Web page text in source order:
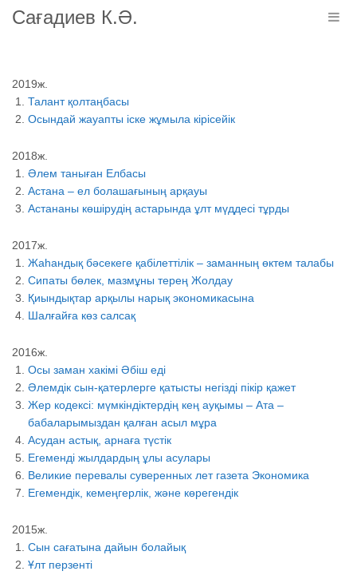
Сағадиев К.Ә.
2019ж.
Талант қолтаңбасы
Осындай жауапты іске жұмыла кірісейік
2018ж.
Әлем таныған Елбасы
Астана – ел болашағының арқауы
Астананы көшірудің астарында ұлт мүддесі тұрды
2017ж.
Жаһандық бәсекеге қабілеттілік – заманның өктем талабы
Сипаты бөлек, мазмұны терең Жолдау
Қиындықтар арқылы нарық экономикасына
Шалғайға көз салсақ
2016ж.
Осы заман хакімі Әбіш еді
Әлемдік сын-қатерлерге қатысты негізді пікір қажет
Жер кодексі: мүмкіндіктердің кең ауқымы – Ата –
бабаларымыздан қалған асыл мұра
Асудан астық, арнаға түстік
Егеменді жылдардың ұлы асулары
Великие перевалы суверенных лет газета Экономика
Егемендік, кемеңгерлік, және көрегендік
2015ж.
Сын сағатына дайын болайық
Ұлт перзенті